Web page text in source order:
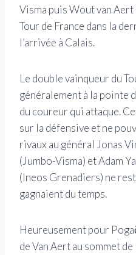
Visma puis Wout van
Tour de France dans la
l’arrivée à Calais.
Le double vainqueur du
généralement à la pointe
du coureur qui attaque.
sur la défensive et ne
rivaux au général Jonas
(Jumbo-Visma) et Adam
(Ineos Grenadiers) ne
gagnaient du temps.
Heureusement pour
de Van Aert au sommet